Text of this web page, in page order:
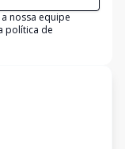
nossa equipe
política de